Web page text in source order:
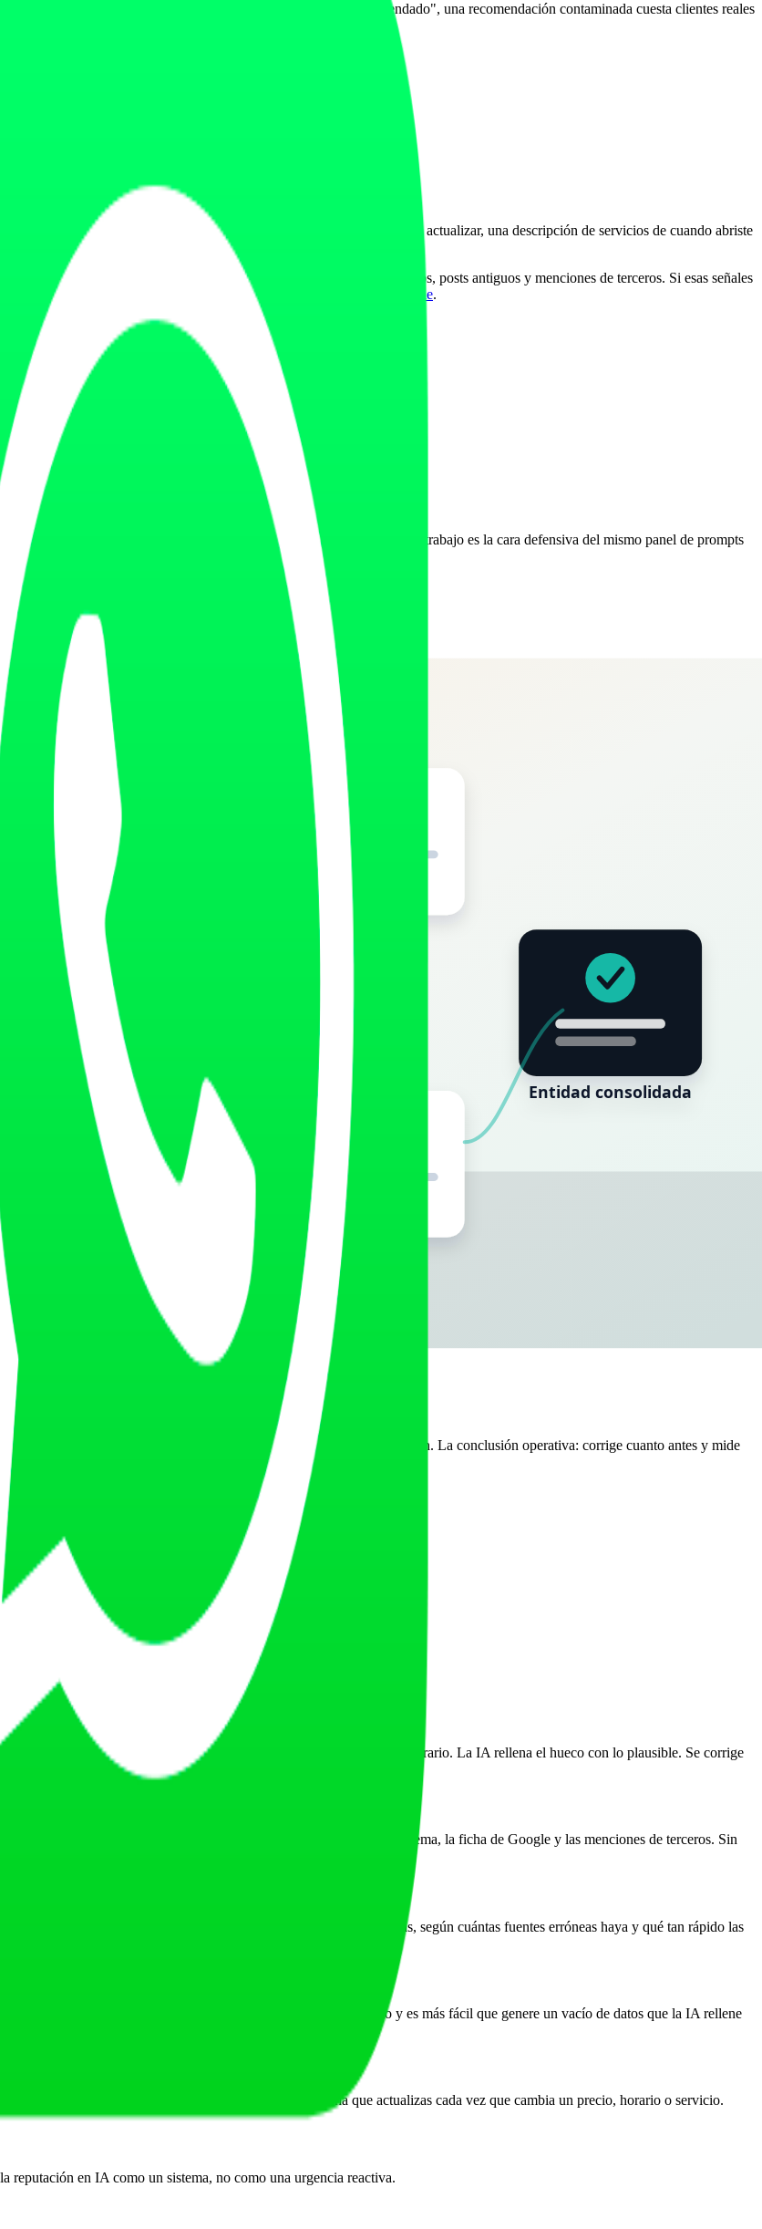
veces mejor que el orgánico clásico porque viene "prerecomendado", una recomendación contaminada cuesta clientes reales
el primer paso para corregirla.
Acierta lo antiguo y falla lo reciente
una tarifa antigua en un directorio, un horario viejo en una ficha sin actualizar, una descripción de servicios de cuando abriste
mal.
su idea de tu negocio sumando señales de tu web, reseñas, directorios, posts antiguos y menciones de terceros. Si esas señales
que la del GEO ofensivo: una
entidad de marca coherente y verificable.
en cada motor.
"¿sigue abierto?"
tu tarifa de 2024, ya sabes exactamente dónde está el problema. Este trabajo es la cara defensiva del mismo panel de prompts
a la vez y aprovechas el esfuerzo.
aprende. El orden de prioridad para un negocio fitness es claro.
ubicación actuales, con fecha visible. Sin tarifas viejas escondidas en posts antiguos que contradigan la actual.
y Service correctos para que el dato no dependa de que la IA "interprete" el texto. Cómo hacerlo está en la guía de
con el mismo nombre, dirección, teléfono y servicios que la web. La incoherencia entre web y ficha es la fábrica número uno
mantenerlas coherentes es parte de la gestión de reseñas y reputación con IA
pide la corrección. Es lento, pero es la única vía cuando el error vive fuera de tu web.
se equivoque. La consistencia no es estética: es la palanca de corrección más potente.
citar
dar a la IA una fuente clara, fresca y autosuficiente que prefiera citar.
servicios, estado) en formato extractivo y fecha reciente.
problemáticas: "¿Sigue abierto el centro?", "¿Cuánto cuesta un plan con seguimiento?", "¿Ofrecéis X?".
y los motores que rastrean en tiempo real penalizan lo viejo; la disciplina está en la guía defrescura y actualización de contenido
y facilite que los modelos lean lo correcto.
índice: sin estar bien indexado ahí, tu corrección tarda más en propagarse. Lo cubre la guía de
Bing, IndexNow y Bing Places
que la IA cita.
reportar errores. Sirven para acelerar, no para sustituir el trabajo de fuentes.
Útil para
Errores graves y repetidos
Identificar y atacar la fuente equivocada
Datos locales y de ficha
Errores de entidad
el dato malo y a repetirlo.
entidad apuntan a un patrón razonablemente estable.
ha leído
rápido
Perplexity, al revisar en tiempo real, suele reflejar antes la corrección. La conclusión operativa: corrige cuanto antes y mide
mención antigua o falta de una señal clara y reciente que diga lo contrario. La IA rellena el hueco con lo plausible. Se corrige
sobre mi negocio?
real llega cuando arreglas las fuentes que el motor lee: tu web, el schema, la ficha de Google y las menciones de terceros. Sin
la entidad, y una corrección más completa entre seis y doce semanas, según cuántas fuentes erróneas haya y qué tan rápido las
personales?
menos señales en la web, así que un único dato viejo pesa mucho y es más fácil que genere un vacío de datos que la IA rellene
en los cuatro motores y una página canónica con fecha que actualizas cada vez que cambia un precio, horario o servicio.
reputación en IA como un sistema, no como una urgencia reactiva.